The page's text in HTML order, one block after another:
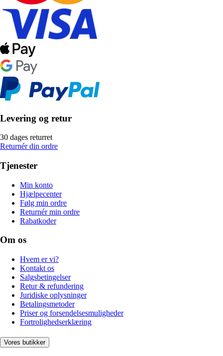
Levering og retur
30 dages returret
Returnér din ordre
Tjenester
Min konto
Hjælpecenter
Følg min ordre
Returnér min ordre
Rabatkoder
Om os
Hvem er vi?
Kontakt os
Salgsbetingelser
Retur & refundering
Juridiske oplysninger
Betalingsmetoder
Priser og forsendelsesmuligheder
Fortrolighedserklæring
Vores butikker